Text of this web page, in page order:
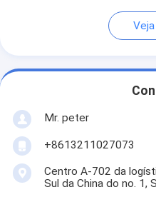
Mr. peter
+8613211027073
Centro A-702 da
Sul da China do no. 1,